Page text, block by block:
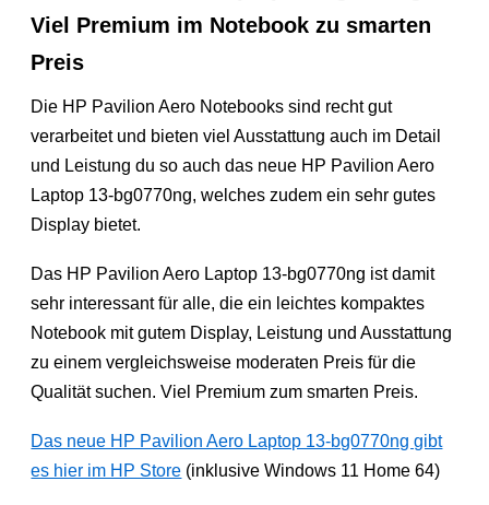
Viel Premium im Notebook zu smarten
Preis
Die HP Pavilion Aero Notebooks sind recht gut
verarbeitet und bieten viel Ausstattung auch im Detail
und Leistung du so auch das neue HP Pavilion Aero
Laptop 13-bg0770ng, welches zudem ein sehr gutes
Display bietet.
Das HP Pavilion Aero Laptop 13-bg0770ng ist damit
sehr interessant für alle, die ein leichtes kompaktes
Notebook mit gutem Display, Leistung und Ausstattung
zu einem vergleichsweise moderaten Preis für die
Qualität suchen. Viel Premium zum smarten Preis.
Das neue HP Pavilion Aero Laptop 13-bg0770ng gibt
es hier im HP Store (inklusive Windows 11 Home 64)